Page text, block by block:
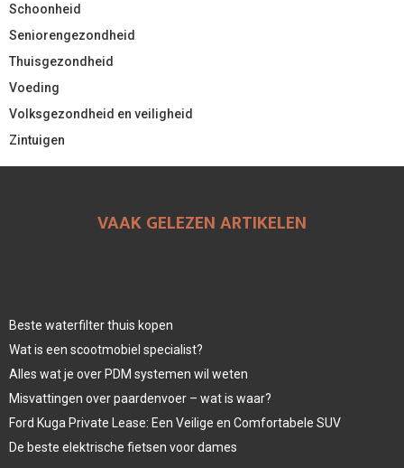
Schoonheid
Seniorengezondheid
Thuisgezondheid
Voeding
Volksgezondheid en veiligheid
Zintuigen
VAAK GELEZEN ARTIKELEN
Beste waterfilter thuis kopen
Wat is een scootmobiel specialist?
Alles wat je over PDM systemen wil weten
Misvattingen over paardenvoer – wat is waar?
Ford Kuga Private Lease: Een Veilige en Comfortabele SUV
De beste elektrische fietsen voor dames